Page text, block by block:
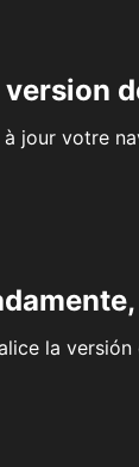
version
jour votre
la